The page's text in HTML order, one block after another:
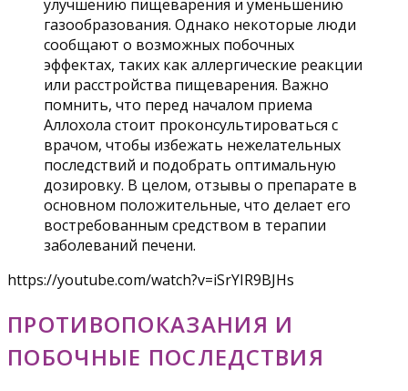
улучшению пищеварения и уменьшению
газообразования. Однако некоторые люди
сообщают о возможных побочных
эффектах, таких как аллергические реакции
или расстройства пищеварения. Важно
помнить, что перед началом приема
Аллохола стоит проконсультироваться с
врачом, чтобы избежать нежелательных
последствий и подобрать оптимальную
дозировку. В целом, отзывы о препарате в
основном положительные, что делает его
востребованным средством в терапии
заболеваний печени.
https://youtube.com/watch?v=iSrYIR9BJHs
ПРОТИВОПОКАЗАНИЯ И
ПОБОЧНЫЕ ПОСЛЕДСТВИЯ